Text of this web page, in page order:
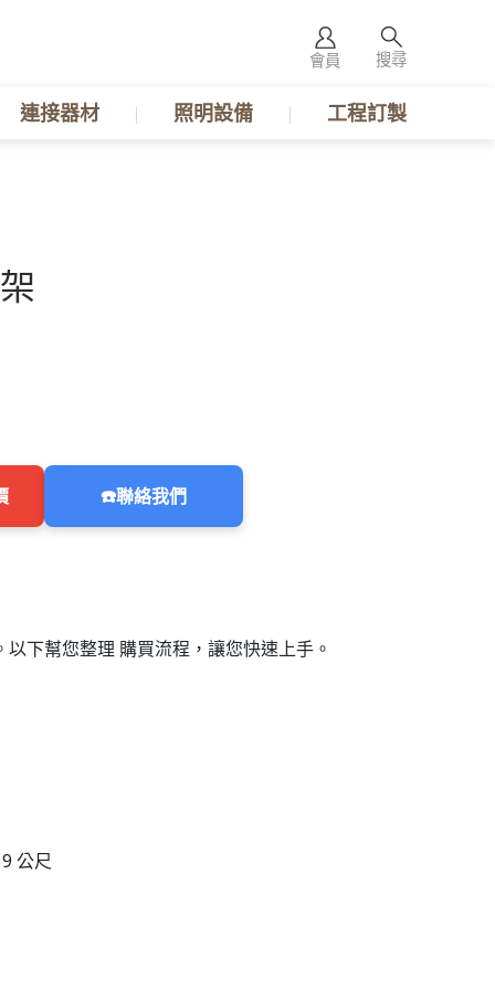
會員 搜尋
連接器材 照明設備 工程訂製
☎️聯絡我們
下幫您整理 購買流程，讓您快速上手。
公尺